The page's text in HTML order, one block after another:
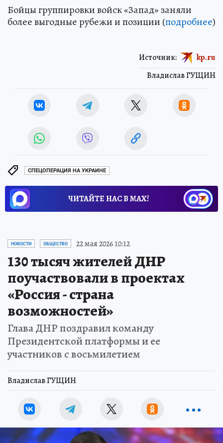
Бойцы группировки войск «Запад» заняли
более выгодные рубежи и позиции (подробнее)
Владислав ГУЩИН
Источник: kp.ru
СПЕЦОПЕРАЦИЯ НА УКРАИНЕ
ЧИТАЙТЕ НАС В МАХ!
НОВОСТИ ОБЩЕСТВО 22 мая 2026 10:12
130 тысяч жителей ДНР
поучаствовали в проектах
«Россия - страна
возможностей»
Глава ДНР поздравил команду
Президентской платформы и ее
участников с восьмилетием
Владислав ГУЩИН